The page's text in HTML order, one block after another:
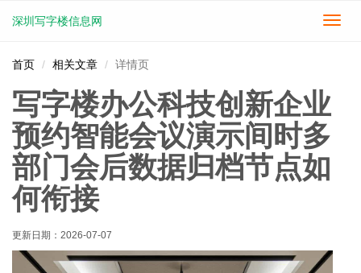
切
深圳写字楼信息网
首页 相关文章 详情页
写字楼办公科技创新企业
预约智能会议演示间时多
部门会后数据归档节点如
何衔接
更新日期： 2026-07-07